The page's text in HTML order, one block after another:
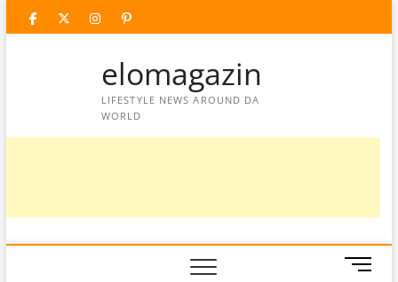
facebooktwitter
instagram
googleplus
pinterest
elomagazin
LIFESTYLE NEWS AROUND DA
WORLD
M